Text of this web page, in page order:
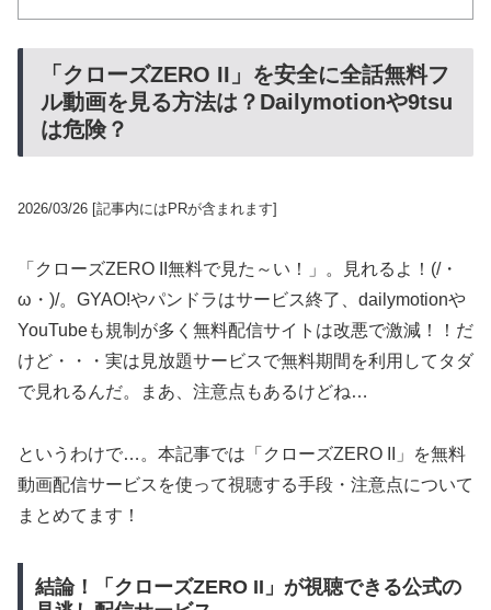
「クローズZERO II」を安全に全話無料フ
ル動画を見る方法は？Dailymotionや9tsu
は危険？
2026/03/26 [記事内にはPRが含まれます]
「クローズZERO II無料で見た～い！」。見れるよ！(/・
ω・)/。GYAO!やパンドラはサービス終了、dailymotionや
YouTubeも規制が多く無料配信サイトは改悪で激減！！だ
けど・・・実は見放題サービスで無料期間を利用してタダ
で見れるんだ。まあ、注意点もあるけどね…
というわけで…。本記事では「クローズZERO II」を無料
動画配信サービスを使って視聴する手段・注意点について
まとめてます！
結論！「クローズZERO II」が視聴できる公式の